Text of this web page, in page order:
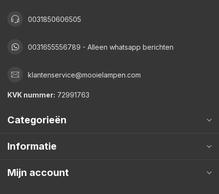
0031850606505
0031655556789 - Alleen whatsapp berichten
klantenservice@mooielampen.com
KVK nummer: 72991763
Categorieën
Informatie
Mijn account